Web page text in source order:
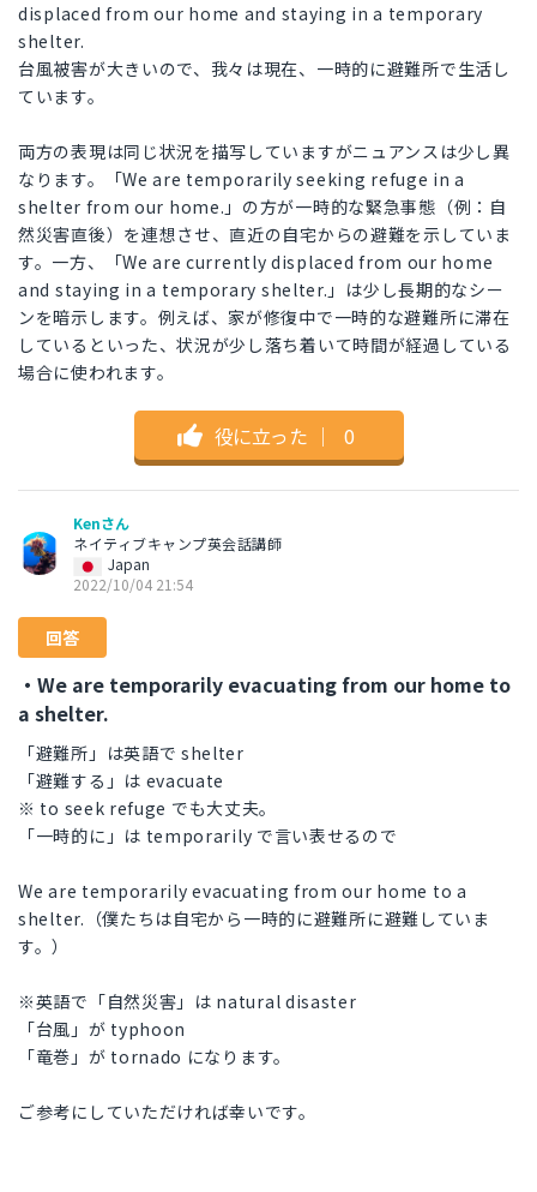
displaced from our home and staying in a temporary
shelter.
台風被害が大きいので、我々は現在、一時的に避難所で生活し
ています。
両方の表現は同じ状況を描写していますがニュアンスは少し異
なります。「We are temporarily seeking refuge in a
shelter from our home.」の方が一時的な緊急事態（例：自
然災害直後）を連想させ、直近の自宅からの避難を示していま
す。一方、「We are currently displaced from our home
and staying in a temporary shelter.」は少し長期的なシー
ンを暗示します。例えば、家が修復中で一時的な避難所に滞在
しているといった、状況が少し落ち着いて時間が経過している
場合に使われます。
役に立った ｜ 0
Kenさん
ネイティブキャンプ英会話講師
Japan
2022/10/04 21:54
回答
・We are temporarily evacuating from our home to
a shelter.
「避難所」は英語で shelter
「避難する」は evacuate
※ to seek refuge でも大丈夫。
「一時的に」は temporarily で言い表せるので
We are temporarily evacuating from our home to a
shelter.（僕たちは自宅から一時的に避難所に避難していま
す。）
※英語で「自然災害」は natural disaster
「台風」が typhoon
「竜巻」が tornado になります。
ご参考にしていただければ幸いです。